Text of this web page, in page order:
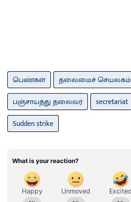
பெண்கள் தலைமைச் செயலகம்
பஞ்சாயத்து தலைவர்
secretariat
Sudden strike